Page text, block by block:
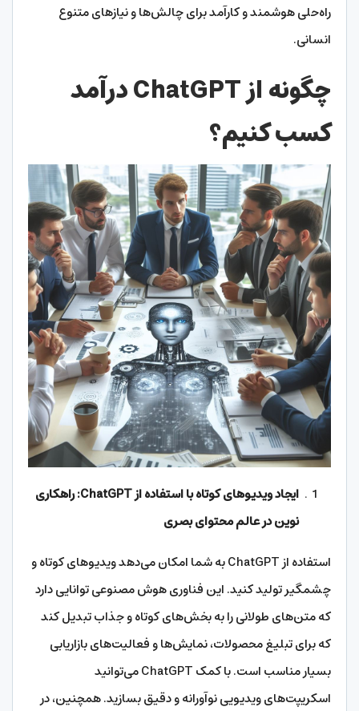
راه‌حلی هوشمند و کارآمد برای چالش‌ها و نیازهای متنوع
انسانی.
چگونه از ChatGPT درآمد
کسب کنیم؟
ایجاد ویدیوهای کوتاه با استفاده از ChatGPT: راهکاری
نوین در عالم محتوای بصری
استفاده از ChatGPT به شما امکان می‌دهد ویدیوهای کوتاه و
چشمگیر تولید کنید. این فناوری هوش مصنوعی توانایی دارد
که متن‌های طولانی را به بخش‌های کوتاه و جذاب تبدیل کند
که برای تبلیغ محصولات، نمایش‌ها و فعالیت‌های بازاریابی
بسیار مناسب است. با کمک ChatGPT می‌توانید
اسکریپت‌های ویدیویی نوآورانه و دقیق بسازید. همچنین، در